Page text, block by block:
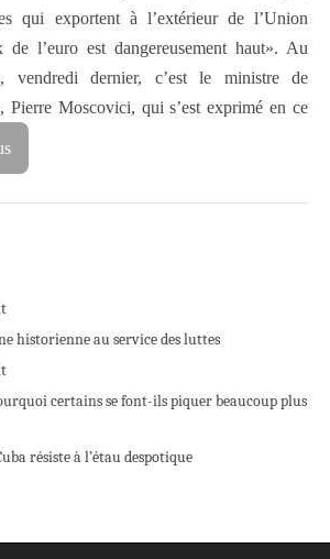
qui exportent à l’extérieur de l’Union
de l’euro est dangereusement haut». Au
vendredi dernier, c’est le ministre de
Pierre Moscovici, qui s’est exprimé en ce
historienne au service des luttes
certains se font-ils piquer beaucoup plus
résiste à l’étau despotique